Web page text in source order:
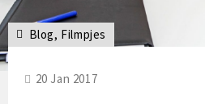
Blog, Filmpjes
20 Jan 2017